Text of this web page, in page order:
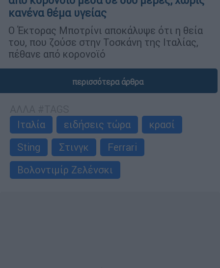
κανένα θέμα υγείας
Ο Έκτορας Μποτρίνι αποκάλυψε ότι η θεία
του, που ζούσε στην Τοσκάνη της Ιταλίας,
πέθανε από κορονοϊό
περισσότερα άρθρα
Ιταλία
ειδήσεις τώρα
κρασί
Sting
Στινγκ
Ferrari
Βολοντιμίρ Ζελένσκι